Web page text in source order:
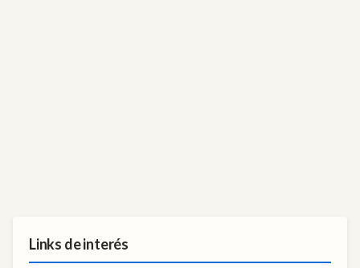
Links de interés